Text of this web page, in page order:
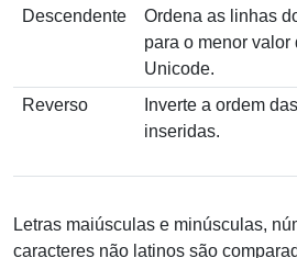
Descendente
Ordena as linhas
para o menor valor
Unicode.
Reverso
Inverte a ordem
inseridas.
Letras maiúsculas e minúsculas,
caracteres não latinos são